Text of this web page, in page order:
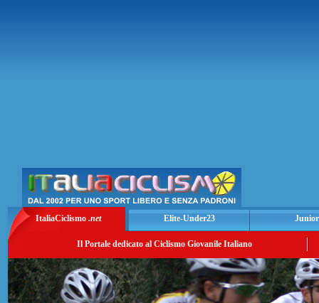
ItaliaCiclismo .net Elite-Under23
Il Portale dedicato al Ciclismo Giovanile Italiano